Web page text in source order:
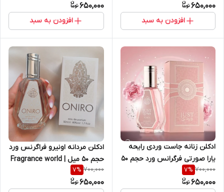
Douze 50 ml
650,000
افزودن به سبد
میل | Fragrance World Rose
Seduction Secret 50 ml
650,000
افزودن به سبد
ادکلن زنانه جاست وردی رایحه
یارا صورتی فرگرانس ورد حجم ۵۰
میل | Fragrance World Just
Wardi 50 ml
700,000
7%
650,000
ادکلن مردانه اونیرو فراگرنس ورد
حجم 50 میل | Fragrance world
Onero 50 ml
700,000
7%
650,000